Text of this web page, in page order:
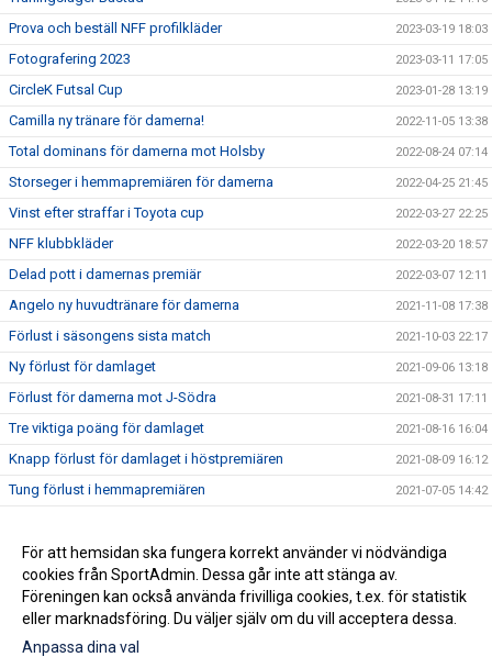
Prova och beställ NFF profilkläder 2023-03-19 18:03
Fotografering 2023 2023-03-11 17:05
CircleK Futsal Cup 2023-01-28 13:19
Camilla ny tränare för damerna! 2022-11-05 13:38
Total dominans för damerna mot Holsby 2022-08-24 07:14
Storseger i hemmapremiären för damerna 2022-04-25 21:45
Vinst efter straffar i Toyota cup 2022-03-27 22:25
NFF klubbkläder 2022-03-20 18:57
Delad pott i damernas premiär 2022-03-07 12:11
Angelo ny huvudtränare för damerna 2021-11-08 17:38
Förlust i säsongens sista match 2021-10-03 22:17
Ny förlust för damlaget 2021-09-06 13:18
Förlust för damerna mot J-Södra 2021-08-31 17:11
Tre viktiga poäng för damlaget 2021-08-16 16:04
Knapp förlust för damlaget i höstpremiären 2021-08-09 16:12
Tung förlust i hemmapremiären 2021-07-05 14:42
Förlust i seriepremiären 2021-06-29 08:43
Förlust i premiären för B-laget 2021-06-27 09:46
För att hemsidan ska fungera korrekt använder vi nödvändiga
cookies från SportAdmin. Dessa går inte att stänga av.
Föreningen kan också använda frivilliga cookies, t.ex. för statistik
eller marknadsföring. Du väljer själv om du vill acceptera dessa.
Anpassa dina val